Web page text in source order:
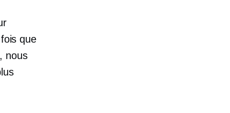
que
nous